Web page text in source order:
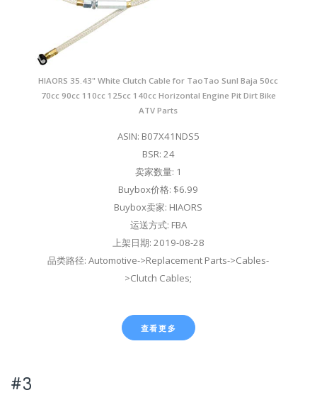
HIAORS 35.43" White Clutch Cable for TaoTao Sunl Baja 50cc
70cc 90cc 110cc 125cc 140cc Horizontal Engine Pit Dirt Bike
ATV Parts
ASIN: B07X41NDS5
BSR: 24
卖家数量: 1
Buybox价格: $6.99
Buybox卖家: HIAORS
运送方式: FBA
上架日期: 2019-08-28
品类路径: Automotive->Replacement Parts->Cables-
>Clutch Cables;
查看更多
#3